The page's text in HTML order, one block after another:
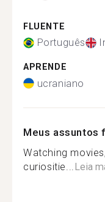
FLUENTE
Português
APRENDE
ucraniano
Meus assuntos
Watching
curiositie... Leia